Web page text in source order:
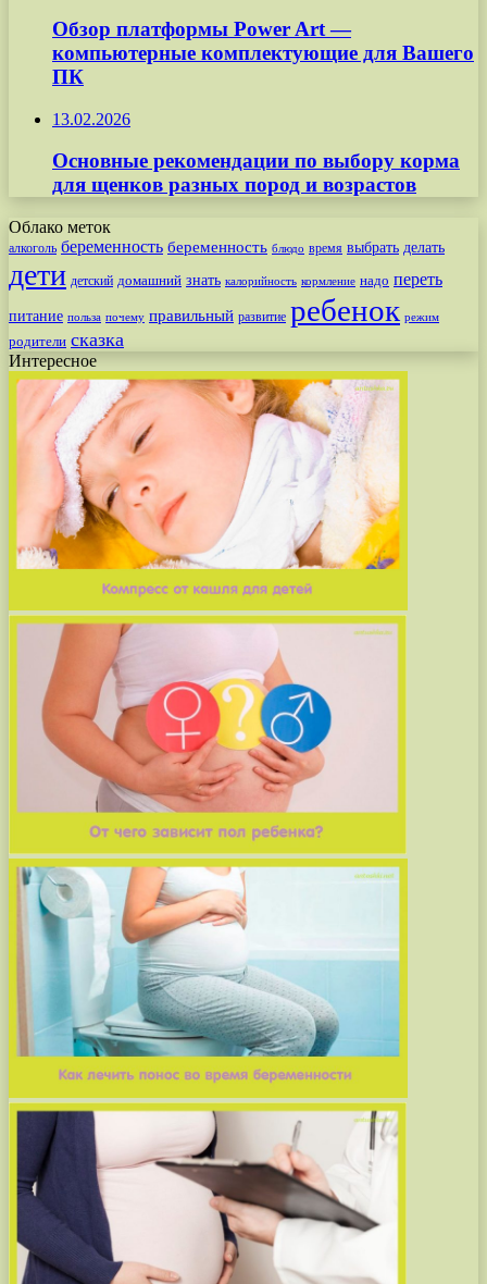
Обзор платформы Power Art —
компьютерные комплектующие для Вашего
ПК
13.02.2026
Основные рекомендации по выбору корма
для щенков разных пород и возрастов
Облако меток
алкоголь беременность беременность блюдо время выбрать делать
дети детский домашний знать калорийность кормление надо переть
питание польза почему правильный развитие ребенок режим
родители сказка
Интересное